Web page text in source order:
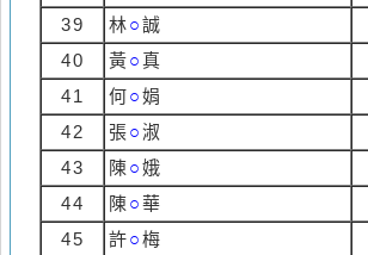
39 林○誠
40 黃○真
41 何○娟
42 張○淑
43 陳○娥
44 陳○華
45 許○梅